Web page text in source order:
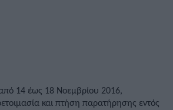
14 έως 18 Νοεμβρίου 2016,
και πτήση παρατήρησης εντός